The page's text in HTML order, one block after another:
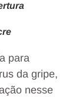
para
da gripe,
nesse